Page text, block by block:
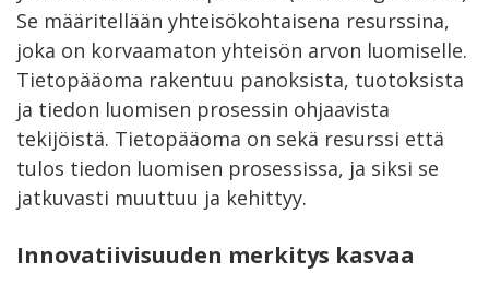
Se määritellään yhteisökohtaisena resurssina,
joka on korvaamaton yhteisön arvon luomiselle.
Tietopääoma rakentuu panoksista, tuotoksista
ja tiedon luomisen prosessin ohjaavista
tekijöistä. Tietopääoma on sekä resurssi että
tulos tiedon luomisen prosessissa, ja siksi se
jatkuvasti muuttuu ja kehittyy.
Innovatiivisuuden merkitys kasvaa